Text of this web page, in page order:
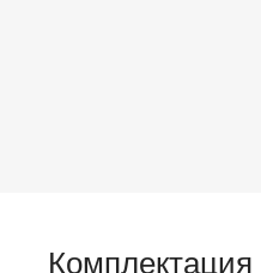
Комплектация